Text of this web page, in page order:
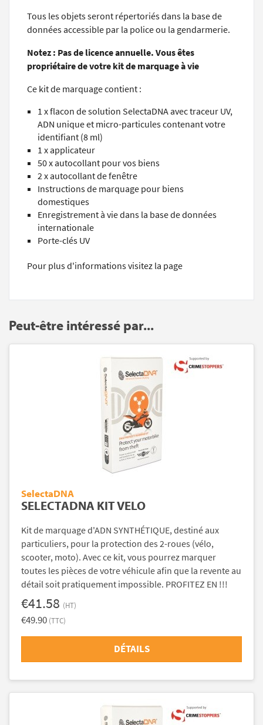
Tous les objets seront répertoriés dans la base de
données accessible par la police ou la gendarmerie.
Notez : Pas de licence annuelle. Vous êtes
propriétaire de votre kit de marquage à vie
Ce kit de marquage contient :
1 x flacon de solution SelectaDNA avec traceur UV,
ADN unique et micro-particules contenant votre
identifiant (8 ml)
1 x applicateur
50 x autocollant pour vos biens
2 x autocollant de fenêtre
Instructions de marquage pour biens
domestiques
Enregistrement à vie dans la base de données
internationale
Porte-clés UV
Pour plus d'informations visitez la page
Peut-être intéressé par...
SelectaDNA
SELECTADNA KIT VELO
Kit de marquage d'ADN SYNTHÉTIQUE, destiné aux
particuliers, pour la protection des 2-roues (vélo,
scooter, moto). Avec ce kit, vous pourrez marquer
toutes les pièces de votre véhicule afin que la revente au
détail soit pratiquement impossible. PROFITEZ EN !!!
€41.58 (HT)
€49.90 (TTC)
DÉTAILS